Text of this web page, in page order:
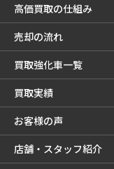
高価買取の仕組み
売却の流れ
買取強化車一覧
買取実績
お客様の声
店舗・スタッフ紹介